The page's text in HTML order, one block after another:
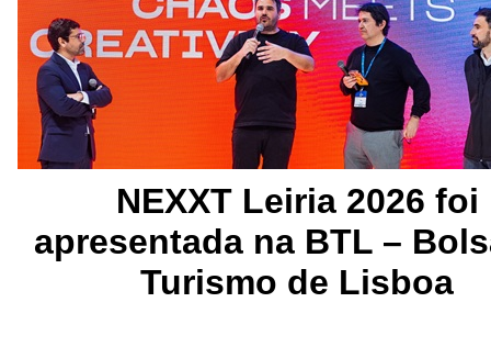
NEXXT Leiria 2026 foi
apresentada na BTL –
Turismo de Lisboa